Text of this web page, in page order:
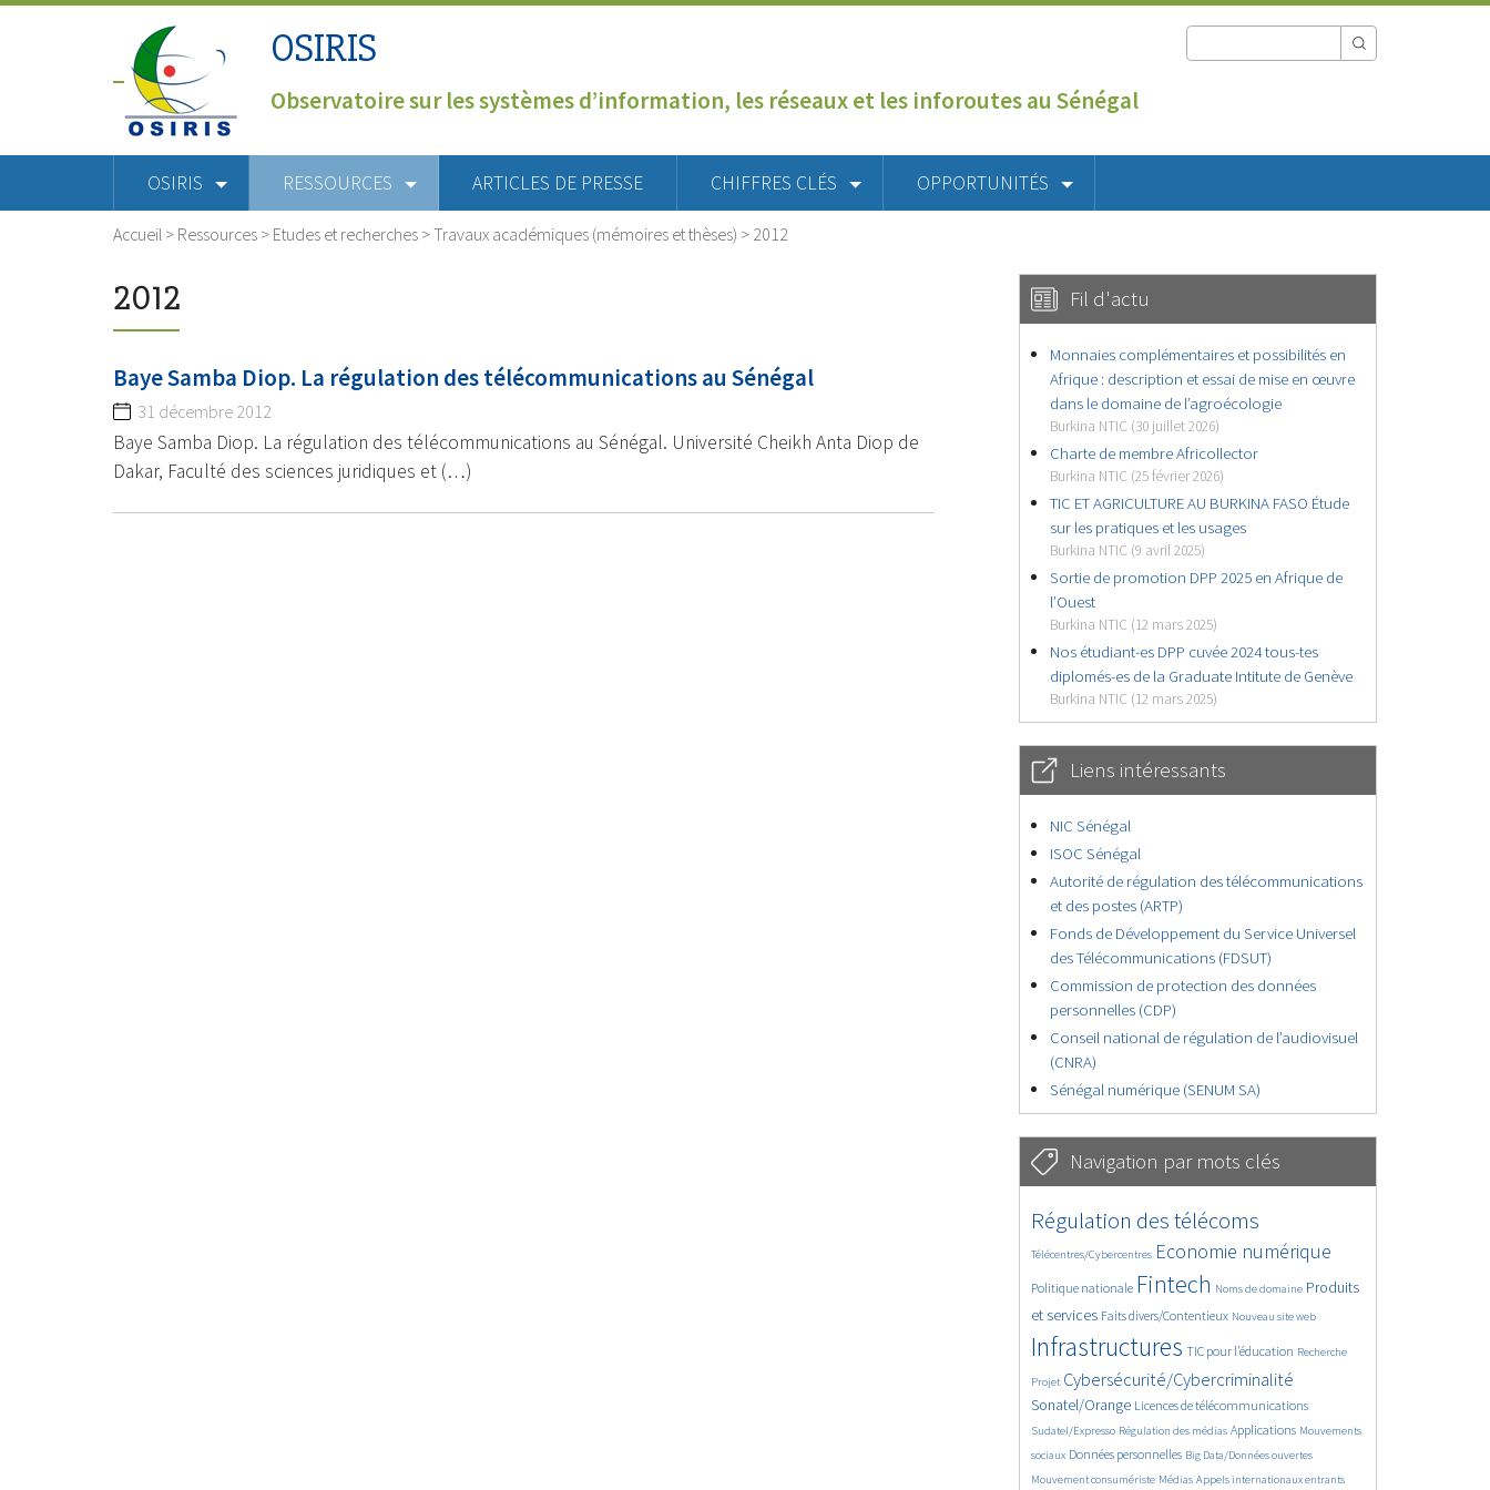
OSIRIS
Observatoire sur les systèmes d’information, les réseaux et les inforoutes au Sénégal
OSIRIS RESSOURCES ARTICLES DE PRESSE CHIFFRES CLÉS OPPORTUNITÉS
Accueil > Ressources > Etudes et recherches >Travaux académiques (mémoires et thèses) > 2012
2012
Baye Samba Diop. La régulation des télécommunications au Sénégal
31 décembre 2012
Baye Samba Diop. La régulation des télécommunications au Sénégal. Université Cheikh Anta Diop de
Dakar, Faculté des sciences juridiques et (…)
Fil d'actu
Monnaies complémentaires et possibilités en
Afrique : description et essai de mise en œuvre
dans le domaine de l’agroécologie
Burkina NTIC (30 juillet 2026)
Charte de membre Africollector
Burkina NTIC (25 février 2026)
TIC ET AGRICULTURE AU BURKINA FASO Étude
sur les pratiques et les usages
Burkina NTIC (9 avril 2025)
Sortie de promotion DPP 2025 en Afrique de
l’Ouest
Burkina NTIC (12 mars 2025)
Nos étudiant-es DPP cuvée 2024 tous-tes
diplomés-es de la Graduate Intitute de Genève
Burkina NTIC (12 mars 2025)
Liens intéressants
NIC Sénégal
ISOC Sénégal
Autorité de régulation des télécommunications
et des postes (ARTP)
Fonds de Développement du Service Universel
des Télécommunications (FDSUT)
Commission de protection des données
personnelles (CDP)
Conseil national de régulation de l’audiovisuel
(CNRA)
Sénégal numérique (SENUM SA)
Navigation par mots clés
4885/5831
Régulation des télécoms
355/5831
Télécentres/Cybercentres
3850/5831 Economie numérique
1923/5831
Politique nationale
5432/5831 Fintech
687/5831
Noms de domaine
2493/5831
Produits
et services
1610/5831 Faits divers/Contentieux
869/5831 Nouveau site web
5831/5831
Infrastructures
1921/5831
TIC pour l’éducation
199/5831
Recherche
262/5831
Projet
3621/5831Cybersécurité/Cybercriminalité
2319/5831
Sonatel/Orange
1667/5831 Licences de télécommunications
294/5831
Sudatel/Expresso
1046/5831 Régulation des médias
1584/5831 Applications
1120/5831
Mouvements
sociaux
1721/5831Données personnelles
143/5831 Big Data/Données ouvertes
625/5831
Mouvement consumériste
385/5831 Médias
678/5831 Appels internationaux entrants
1786/5831